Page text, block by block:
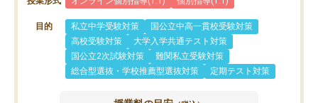
目的 私立中学受験対策
国公立中高一貫校受験対策
高校受験対策
大学入学共通テスト対策
国公立2次試験対策
難関私立受験対策
総合型選抜・学校推薦型選抜対策
定期テスト対策